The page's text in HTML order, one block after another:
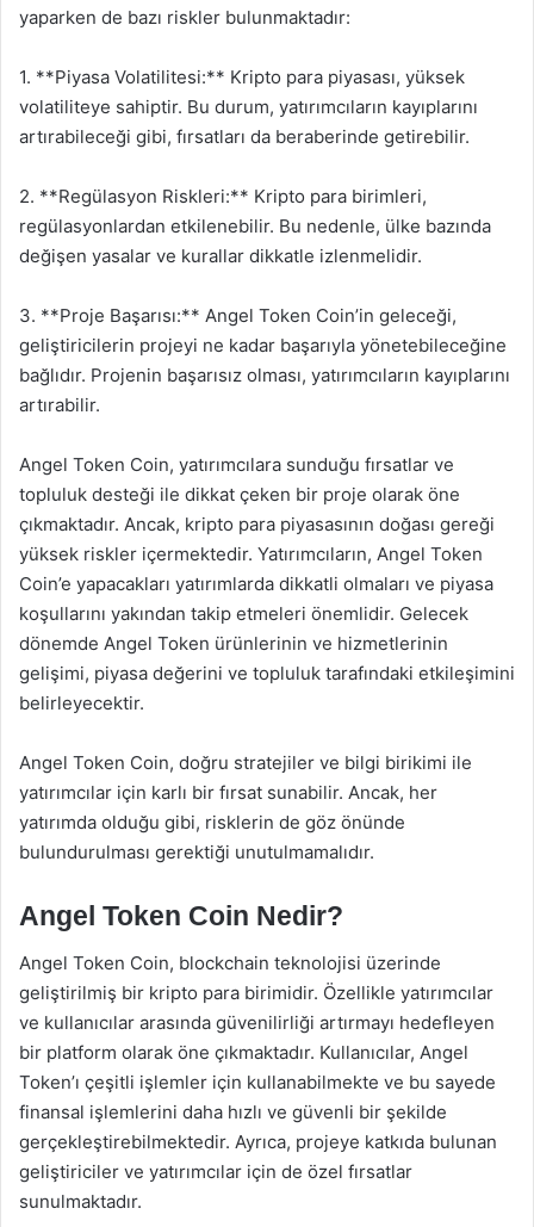
yaparken de bazı riskler bulunmaktadır:
1. **Piyasa Volatilitesi:** Kripto para piyasası, yüksek
volatiliteye sahiptir. Bu durum, yatırımcıların kayıplarını
artırabileceği gibi, fırsatları da beraberinde getirebilir.
2. **Regülasyon Riskleri:** Kripto para birimleri,
regülasyonlardan etkilenebilir. Bu nedenle, ülke bazında
değişen yasalar ve kurallar dikkatle izlenmelidir.
3. **Proje Başarısı:** Angel Token Coin’in geleceği,
geliştiricilerin projeyi ne kadar başarıyla yönetebileceğine
bağlıdır. Projenin başarısız olması, yatırımcıların kayıplarını
artırabilir.
Angel Token Coin, yatırımcılara sunduğu fırsatlar ve
topluluk desteği ile dikkat çeken bir proje olarak öne
çıkmaktadır. Ancak, kripto para piyasasının doğası gereği
yüksek riskler içermektedir. Yatırımcıların, Angel Token
Coin’e yapacakları yatırımlarda dikkatli olmaları ve piyasa
koşullarını yakından takip etmeleri önemlidir. Gelecek
dönemde Angel Token ürünlerinin ve hizmetlerinin
gelişimi, piyasa değerini ve topluluk tarafındaki etkileşimini
belirleyecektir.
Angel Token Coin, doğru stratejiler ve bilgi birikimi ile
yatırımcılar için karlı bir fırsat sunabilir. Ancak, her
yatırımda olduğu gibi, risklerin de göz önünde
bulundurulması gerektiği unutulmamalıdır.
Angel Token Coin Nedir?
Angel Token Coin, blockchain teknolojisi üzerinde
geliştirilmiş bir kripto para birimidir. Özellikle yatırımcılar
ve kullanıcılar arasında güvenilirliği artırmayı hedefleyen
bir platform olarak öne çıkmaktadır. Kullanıcılar, Angel
Token’ı çeşitli işlemler için kullanabilmekte ve bu sayede
finansal işlemlerini daha hızlı ve güvenli bir şekilde
gerçekleştirebilmektedir. Ayrıca, projeye katkıda bulunan
geliştiriciler ve yatırımcılar için de özel fırsatlar
sunulmaktadır.